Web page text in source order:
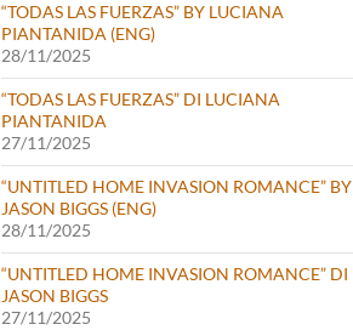
“TODAS LAS FUERZAS” BY LUCIANA
PIANTANIDA (ENG)
28/11/2025
“TODAS LAS FUERZAS” DI LUCIANA
PIANTANIDA
27/11/2025
“UNTITLED HOME INVASION ROMANCE” BY
JASON BIGGS (ENG)
28/11/2025
“UNTITLED HOME INVASION ROMANCE” DI
JASON BIGGS
27/11/2025